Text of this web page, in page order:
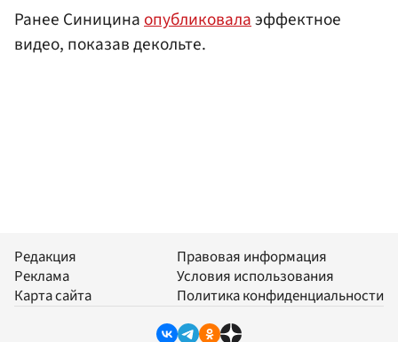
Ранее Синицинаопубликовалаэффектное
видео, показав декольте.
Редакция
Реклама
Карта сайта
Правовая информация
Условия использования
Политика конфиденциальности